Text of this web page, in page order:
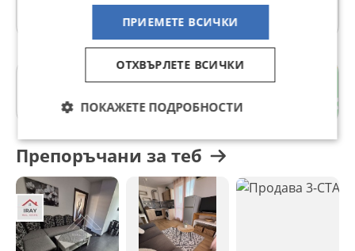
Още оферти на https://propertypoint.imot.bg
гр. Асеновград
Пловдив
Препоръчани за теб
ПРИЕМЕТЕ ВСИЧКИ
ОТХВЪРЛЕТЕ ВСИЧКИ
ПОКАЖЕТЕ ПОДРОБНОСТИ